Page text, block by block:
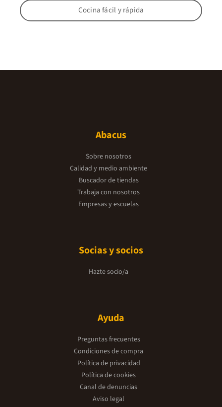
Cocina fácil y rápida
Abacus
Sobre nosotros
Calidad y medio ambiente
Buscador de tiendas
Trabaja con nosotros
Empresas y escuelas
Socias y socios
Hazte socio/a
Ayuda
Preguntas frecuentes
Condiciones de compra
Política de privacidad
Política de cookies
Canal de denuncias
Aviso legal